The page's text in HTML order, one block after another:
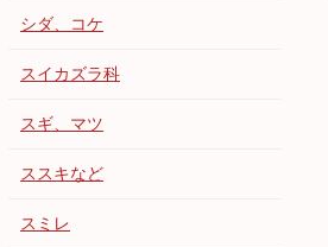
シダ、コケ
スイカズラ科
スギ、マツ
ススキなど
スミレ